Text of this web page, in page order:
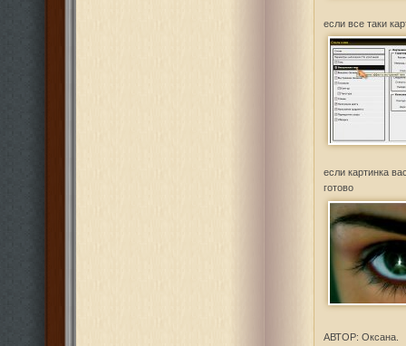
если все таки
если картинка
готово
АВТОР: Оксана.